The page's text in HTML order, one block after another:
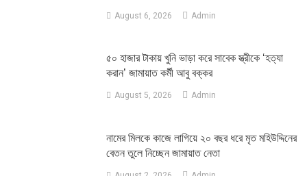
August 6, 2026 Admin
৫০ হাজার টাকায় খুনি ভাড়া করে সাবেক স্ত্রীকে ‘হত্যা
করান’ জামায়াত কর্মী আবু বক্কর
August 5, 2026 Admin
নামের মিলকে কাজে লাগিয়ে ২০ বছর ধরে মৃত মহিউদ্দিনের
বেতন তুলে নিচ্ছেন জামায়াত নেতা